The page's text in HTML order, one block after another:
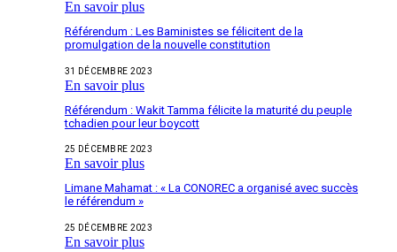
En savoir plus
Référendum : Les Baministes se félicitent de la
promulgation de la nouvelle constitution
31 DÉCEMBRE 2023
En savoir plus
Référendum : Wakit Tamma félicite la maturité du peuple
tchadien pour leur boycott
25 DÉCEMBRE 2023
En savoir plus
Limane Mahamat : « La CONOREC a organisé avec succès
le référendum »
25 DÉCEMBRE 2023
En savoir plus